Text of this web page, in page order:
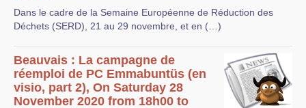
Dans le cadre de la Semaine Européenne de Réduction des
Déchets (SERD), 21 au 29 novembre, et en (…)
Beauvais : La campagne de
réemploi de PC Emmabuntüs (en
visio, part 2), On Saturday 28
November 2020 from 18h00 to